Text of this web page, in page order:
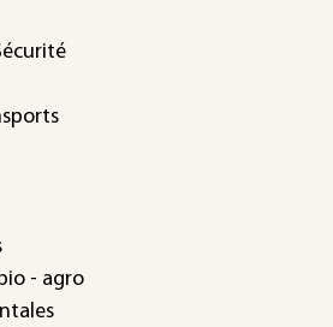
- agro